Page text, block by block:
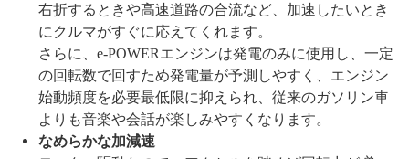
右折するときや高速道路の合流など、加速したいとき
にクルマがすぐに応えてくれます。
さらに、e-POWERエンジンは発電のみに使用し、一定
の回転数で回すため発電量が予測しやすく、エンジン
始動頻度を必要最低限に抑えられ、従来のガソリン車
よりも音楽や会話が楽しみやすくなります。
なめらかな加減速